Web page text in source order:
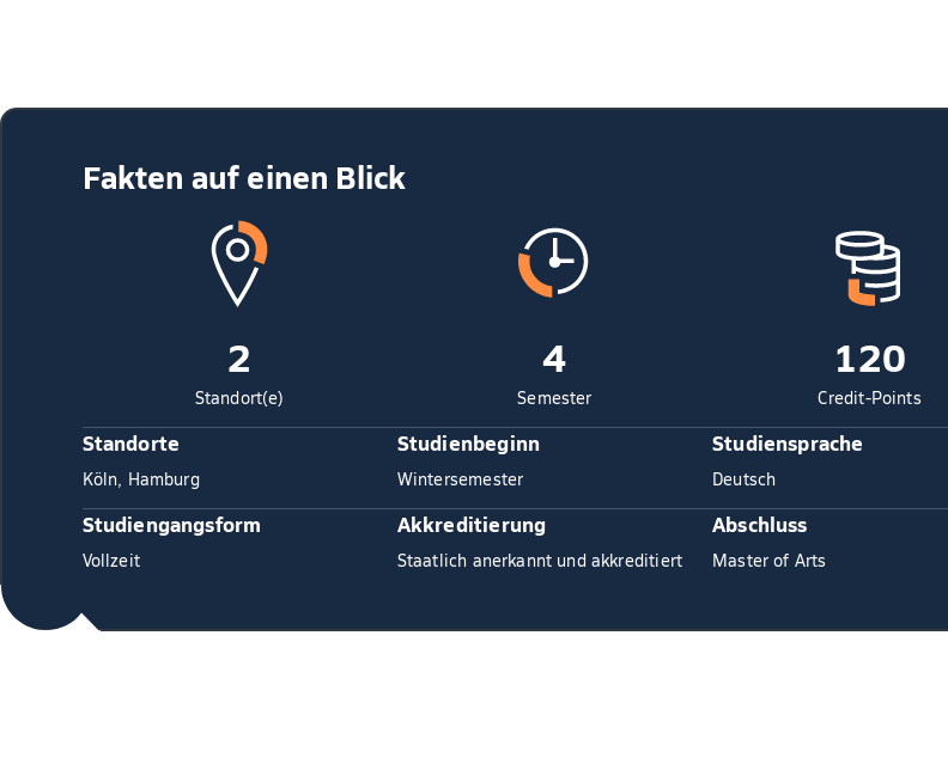
Fakten auf einen Blick
2
Standort(e)
4
Semester
120
Credit-Points
Standorte
Köln, Hamburg
Studienbeginn
Wintersemester
Studiensprache
Deutsch
Studiengangsform
Vollzeit
Akkreditierung
Staatlich anerkannt und akkreditiert
Abschluss
Master of Arts